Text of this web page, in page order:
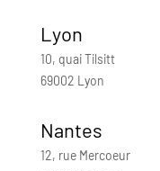
Lyon
10, quai Tilsitt
69002 Lyon
Nantes
12, rue Mercoeur